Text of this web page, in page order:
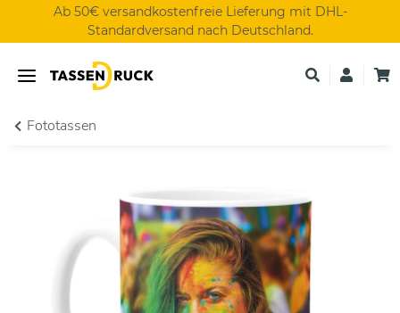
Ab 50€ versandkostenfreie Lieferung mit DHL-
Standardversand nach Deutschland.
Fototassen